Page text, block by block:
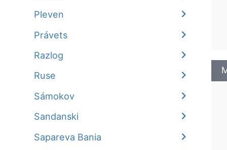
Pleven
Právets
Razlog
Ruse
Sámokov
Sandanski
Sapareva Bania